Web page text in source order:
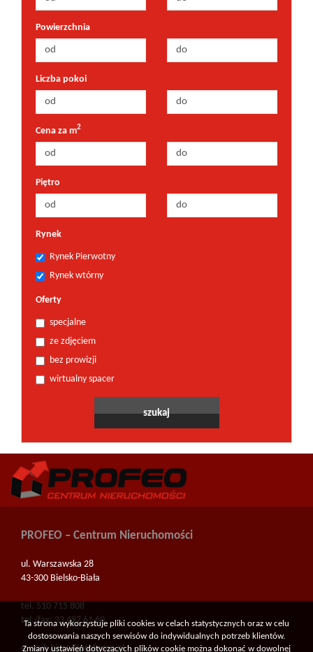
Powierzchnia
Liczba pokoi
Cena za m2
Piętro
Rynek
Rynek Pierwotny
Rynek wtórny
Oferty
specjalne
ze zdjęciem
bez prowizji
wirtualny spacer
PROFEO – Centrum Nieruchomości
ul. Warszawska 28
43-300 Bielsko-Biała
tel. 510 715 808
tel./fax: 33 497 61 60
e-mail: biuro@profeocn.pl
Ta strona wykorzystuje pliki cookies w celach statystycznych oraz w celu
dostosowania naszych serwisów do indywidualnych potrzeb klientów.
Zmiany ustawień dotyczących plików cookie można dokonać w dowolnej